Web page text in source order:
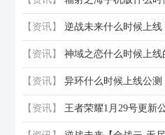
【资讯】 逆战未来什么时候上
【资讯】 神域之恋什么时候上
【资讯】 异环什么时候上线公
【资讯】 王者荣耀1月29号更新